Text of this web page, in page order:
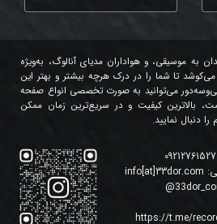
info[at]33dor.com
@
https://t.me/
به موسیقی، و هواداران مدیای آنالوگ، به‌ویژه
تا شما را در درک هرچه بیشتر و بهتر این
می‌توانید به صورت تخصصی انواع صفحه
بالاترین کیفیت و در سریع‌ترین زمان ممکن
دنبال نمایید.